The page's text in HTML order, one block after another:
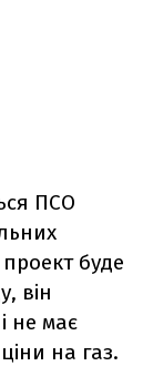
ПСО
буде
він
не має
на газ.